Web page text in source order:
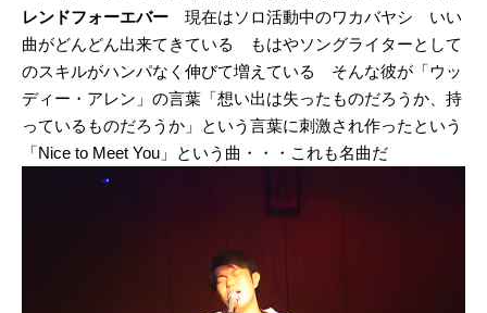
レンドフォーエバー 現在はソロ活動中のワカバヤシ いい
曲がどんどん出来てきている もはやソングライターとして
のスキルがハンパなく伸びて増えている そんな彼が「ウッ
ディー・アレン」の言葉「想い出は失ったものだろうか、持
っているものだろうか」という言葉に刺激され作ったという
「Nice to Meet You」という曲・・・これも名曲だ